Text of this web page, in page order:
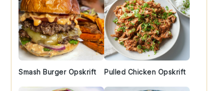
Smash Burger Opskrift Pulled Chicken Opskrift